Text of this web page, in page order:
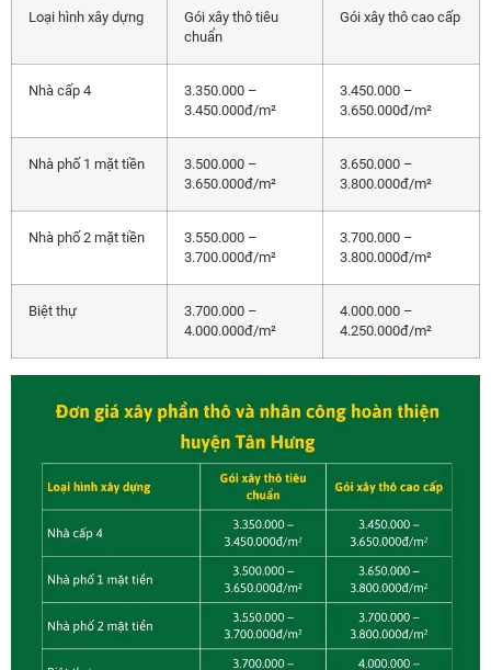
Loại hình xây dựng
Gói xây thô tiêu
chuẩn
Gói xây thô cao cấp
Nhà cấp 4
3.350.000 –
3.450.000đ/m²
3.450.000 –
3.650.000đ/m²
Nhà phố 1 mặt tiền
3.500.000 –
3.650.000đ/m²
3.650.000 –
3.800.000đ/m²
Nhà phố 2 mặt tiền
3.550.000 –
3.700.000đ/m²
3.700.000 –
3.800.000đ/m²
Biệt thự
3.700.000 –
4.000.000đ/m²
4.000.000 –
4.250.000đ/m²